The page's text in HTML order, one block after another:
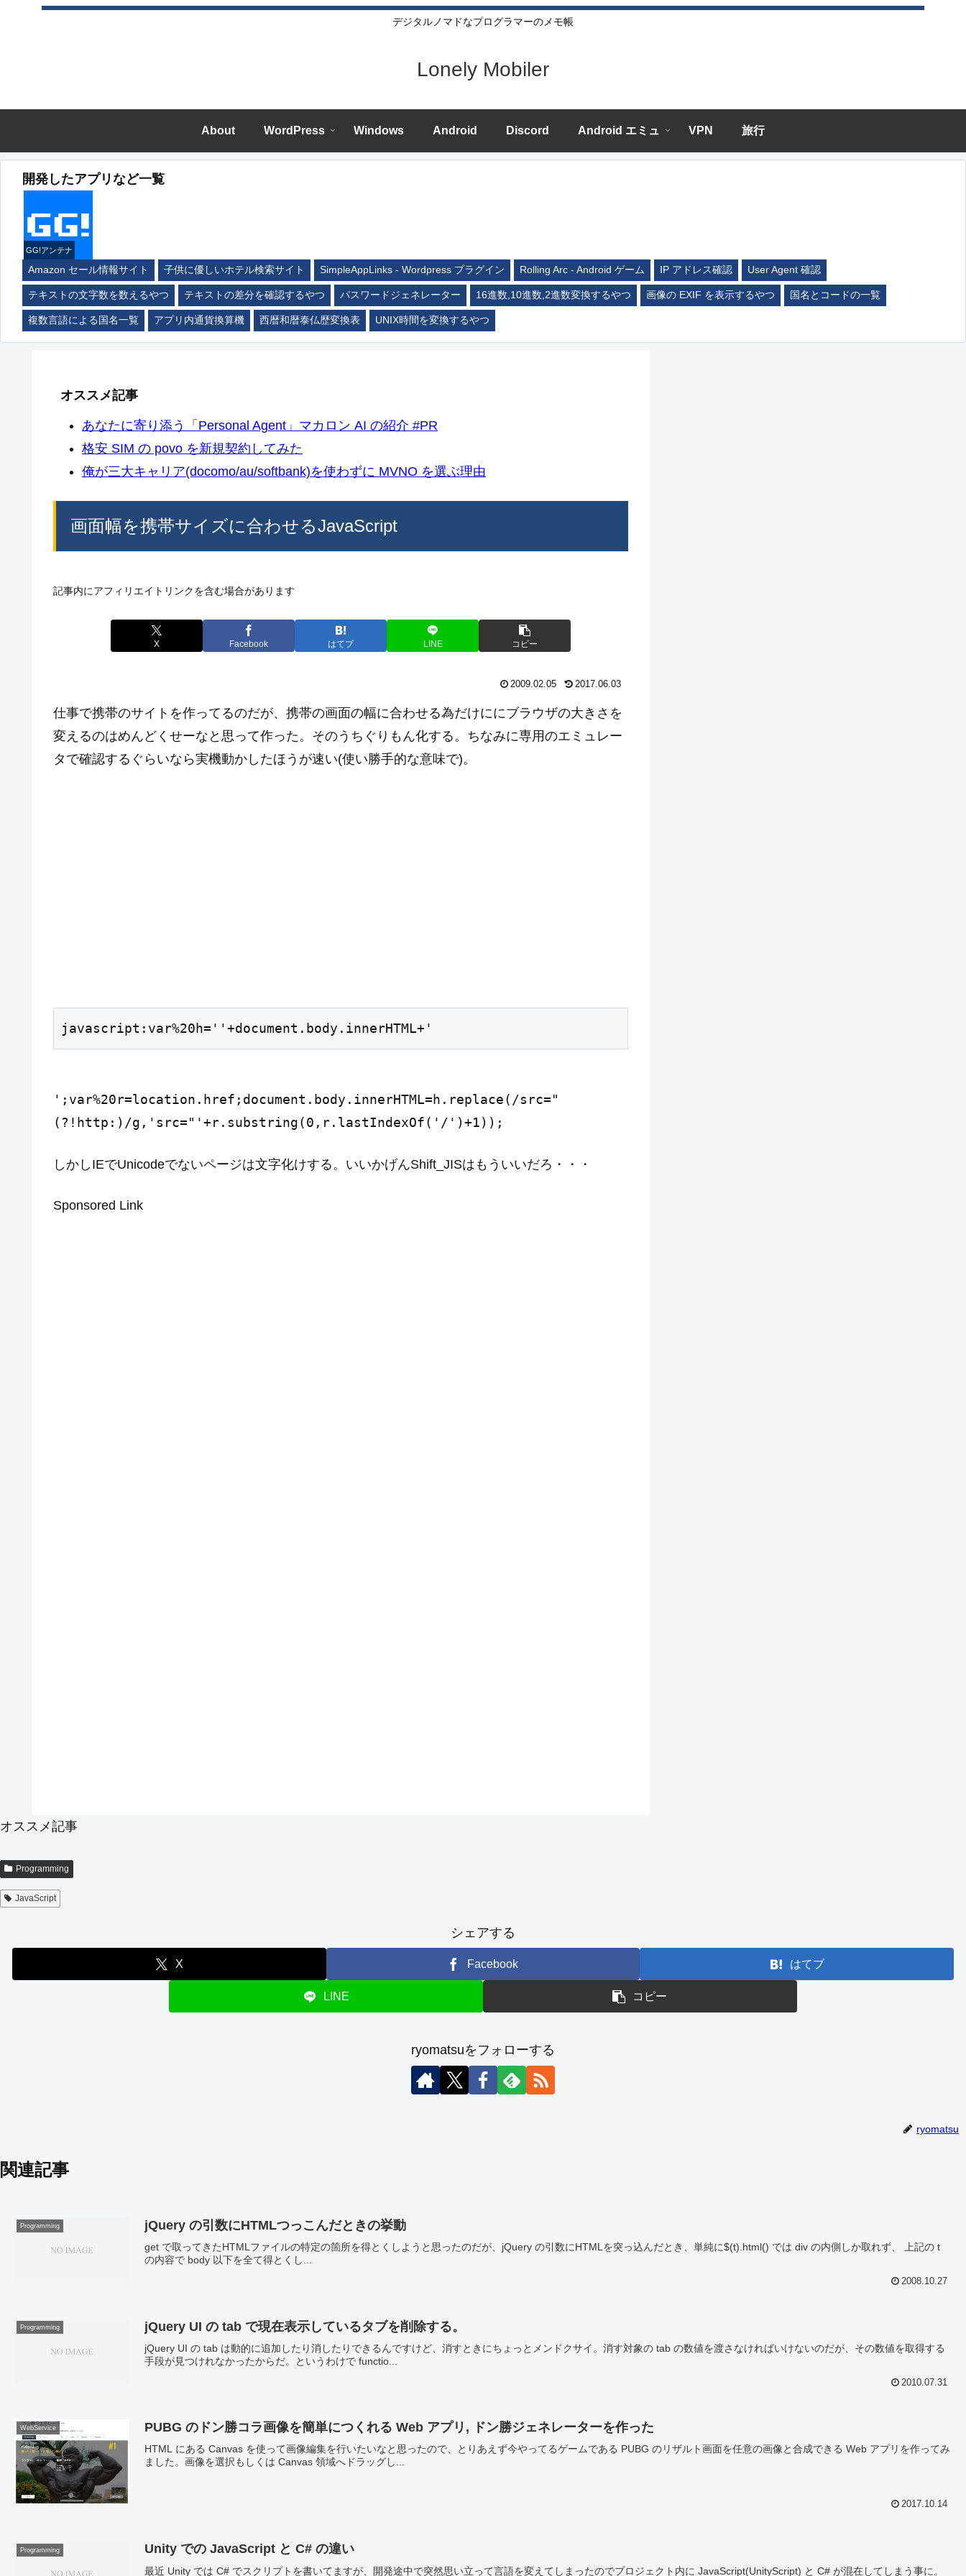
デジタルノマドなプログラマーのメモ帳
Lonely Mobiler
About WordPress Windows Android Discord Android エミュ VPN 旅行
開発したアプリなど一覧
GG!アンテナ
Amazon セール情報サイト 子供に優しいホテル検索サイト SimpleAppLinks - Wordpress プラグイン Rolling Arc - Android ゲーム IP アドレス確認 User Agent 確認
テキストの文字数を数えるやつ テキストの差分を確認するやつ パスワードジェネレーター 16進数,10進数,2進数変換するやつ 画像の EXIF を表示するやつ 国名とコードの一覧
複数言語による国名一覧 アプリ内通貨換算機 西暦和暦泰仏歴変換表 UNIX時間を変換するやつ
オススメ記事
あなたに寄り添う「Personal Agent」マカロン AI の紹介 #PR
格安 SIM の povo を新規契約してみた
俺が三大キャリア(docomo/au/softbank)を使わずに MVNO を選ぶ理由
画面幅を携帯サイズに合わせるJavaScript
記事内にアフィリエイトリンクを含む場合があります
X Facebook はてブ LINE コピー
2009.02.05 2017.06.03
仕事で携帯のサイトを作ってるのだが、携帯の画面の幅に合わせる為だけににブラウザの大きさを
変えるのはめんどくせーなと思って作った。そのうちぐりもん化する。ちなみに専用のエミュレー
タで確認するぐらいなら実機動かしたほうが速い(使い勝手的な意味で)。
javascript:var%20h=' '+document.body.innerHTML+'
';var%20r=location.href;document.body.innerHTML=h.replace(/src="
(?!http:)/g,'src="'+r.substring(0,r.lastIndexOf('/')+1));
しかしIEでUnicodeでないページは文字化けする。いいかげんShift_JISはもういいだろ・・・
Sponsored Link
オススメ記事
Programming
JavaScript
シェアする
X Facebook はてブ
LINE コピー
ryomatsuをフォローする
ryomatsu
関連記事
Programming jQuery の引数にHTMLつっこんだときの挙動
get で取ってきたHTMLファイルの特定の箇所を得とくしようと思ったのだが、jQuery の引数にHTMLを突っ込んだとき、単純に$(t).html() では div の内側しか取れず、 上記の t
の内容で body 以下を全て得とくし...
2008.10.27
Programming jQuery UI の tab で現在表示しているタブを削除する。
jQuery UI の tab は動的に追加したり消したりできるんですけど、消すときにちょっとメンドクサイ。消す対象の tab の数値を渡さなければいけないのだが、その数値を取得する
手段が見つけれなかったからだ。というわけで functio...
2010.07.31
WebService PUBG のドン勝コラ画像を簡単につくれる Web アプリ, ドン勝ジェネレーターを作った
HTML にある Canvas を使って画像編集を行いたいなと思ったので、とりあえず今やってるゲームである PUBG のリザルト画面を任意の画像と合成できる Web アプリを作ってみ
ました。画像を選択もしくは Canvas 領域へドラッグし...
2017.10.14
Programming Unity での JavaScript と C# の違い
最近 Unity では C# でスクリプトを書いてますが、開発途中で突然思い立って言語を変えてしまったのでプロジェクト内に JavaScript(UnityScript) と C# が混在してしまう事に。